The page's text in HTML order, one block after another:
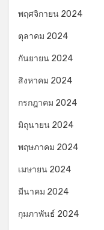
พฤศจิกายน 2024
ตุลาคม 2024
กันยายน 2024
สิงหาคม 2024
กรกฎาคม 2024
มิถุนายน 2024
พฤษภาคม 2024
เมษายน 2024
มีนาคม 2024
กุมภาพันธ์ 2024